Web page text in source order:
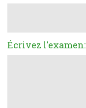
Écrivez l'examen: